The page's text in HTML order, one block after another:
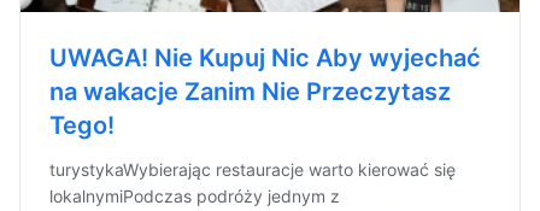
UWAGA! Nie Kupuj Nic Aby wyjechać
na wakacje Zanim Nie Przeczytasz
Tego!
turystykaWybierając restauracje warto kierować się
lokalnymiPodczas podróży jednym z